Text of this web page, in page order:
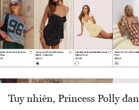
Tuy nhiên, Princess Polly